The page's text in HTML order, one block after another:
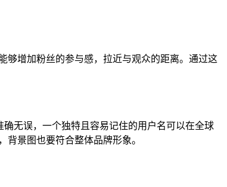
够增加粉丝的参与感，拉近与观众的距离。通过这
无误，一个独特且容易记住的用户名可以在全球
景图也要符合整体品牌形象。